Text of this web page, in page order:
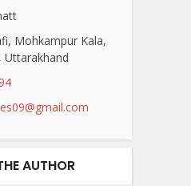
Mohkampur Kala,
Uttarakhand
AUTHOR